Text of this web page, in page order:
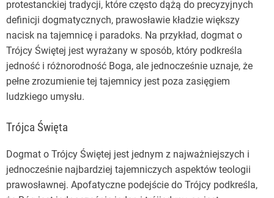
protestanckiej tradycji, które często dążą do precyzyjnych
definicji dogmatycznych, prawosławie kładzie większy
nacisk na tajemnicę i paradoks. Na przykład, dogmat o
Trójcy Świętej jest wyrażany w sposób, który podkreśla
jedność i różnorodność Boga, ale jednocześnie uznaje, że
pełne zrozumienie tej tajemnicy jest poza zasięgiem
ludzkiego umysłu.
Trójca Święta
Dogmat o Trójcy Świętej jest jednym z najważniejszych i
jednocześnie najbardziej tajemniczych aspektów teologii
prawosławnej. Apofatyczne podejście do Trójcy podkreśla,